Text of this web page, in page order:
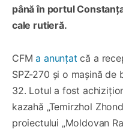
până în portul
cale rutieră.
CFMa anunțat că a
SPZ-270 și o mașină de
32. Lotul a fost
kazahă „Temirzhol
proiectului „Moldovan